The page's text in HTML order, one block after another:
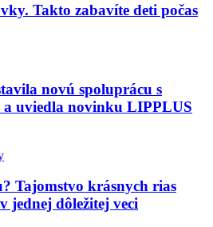
Takto zabavíte deti počas
novú spoluprácu s
uviedla novinku LIPPLUS
Tajomstvo krásnych rias
jednej dôležitej veci